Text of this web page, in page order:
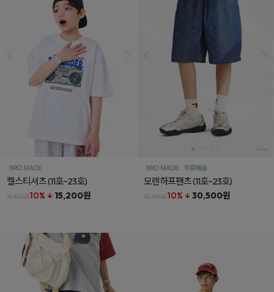
켈스티셔츠(11호~23호)
16,800원10% ↓ 15,200원
모렌하프팬츠(11호~23호)
33,800원10% ↓ 30,500원